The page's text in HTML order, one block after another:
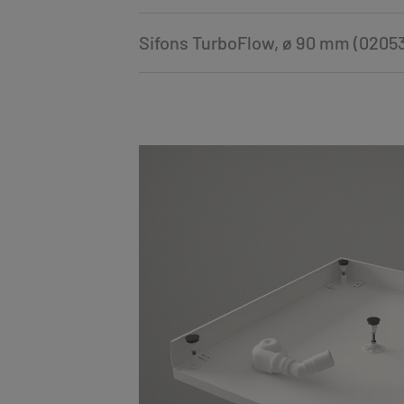
Sifons TurboFlow, ø 90 mm